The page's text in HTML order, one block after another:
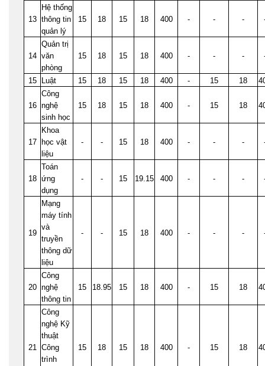
13
Hệ thống
thông tin
quản lý
15 18 15 18 400 - - -
14
Quản trị
văn
phòng
15 18 15 18 400 - - -
15 Luật 15 18 15 18 400 - 15 18
16
Công
nghệ
sinh học
15 18 15 18 400 - 15 18
17
Khoa
học vật
liệu
- - 15 18 400 - - -
18
Toán
ứng
dụng
- - 15 19.15 400 - - -
19
Mạng
máy tính
và
truyền
thông dữ
liệu
- - 15 18 400 - - -
20
Công
nghệ
thông tin
15 18.95 15 18 400 - 15 18
21
Công
nghệ Kỹ
thuật
Công
trình
15 18 15 18 400 - 15 18